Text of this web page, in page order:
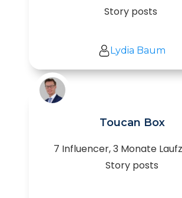
Story posts
Lydia Baum
Toucan Box
7 Influencer, 3 Monate
Story posts